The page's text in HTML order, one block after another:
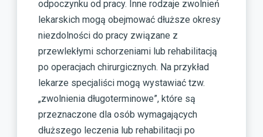
odpoczynku od pracy. Inne rodzaje zwolnień
lekarskich mogą obejmować dłuższe okresy
niezdolności do pracy związane z
przewlekłymi schorzeniami lub rehabilitacją
po operacjach chirurgicznych. Na przykład
lekarze specjaliści mogą wystawiać tzw.
„zwolnienia długoterminowe”, które są
przeznaczone dla osób wymagających
dłuższego leczenia lub rehabilitacji po